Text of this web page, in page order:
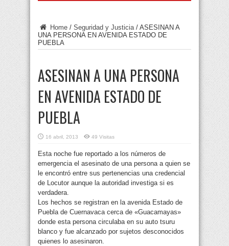
Home / Seguridad y Justicia / ASESINAN A
UNA PERSONA EN AVENIDA ESTADO DE
PUEBLA
ASESINAN A UNA PERSONA
EN AVENIDA ESTADO DE
PUEBLA
16 abril, 2013 49 Visitas
Esta noche fue reportado a los números de
emergencia el asesinato de una persona a quien se
le encontró entre sus pertenencias una credencial
de Locutor aunque la autoridad investiga si es
verdadera.
Los hechos se registran en la avenida Estado de
Puebla de Cuernavaca cerca de «Guacamayas»
donde esta persona circulaba en su auto tsuru
blanco y fue alcanzado por sujetos desconocidos
quienes lo asesinaron.